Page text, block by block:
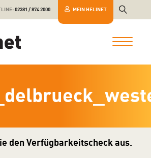
02381 / 874 2000 MEIN HELINET
den Verfügbarkeitscheck aus.